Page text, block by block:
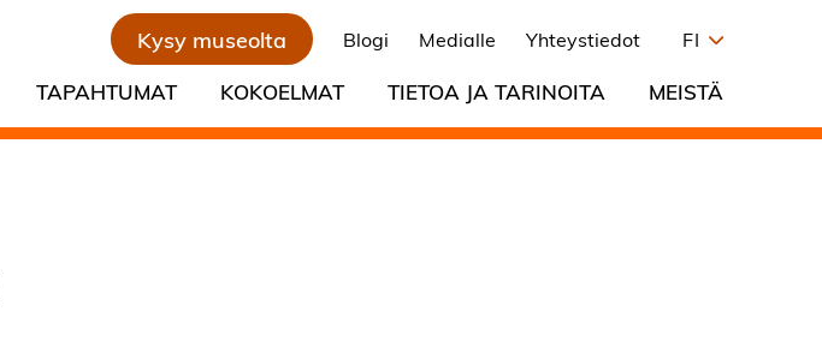
Kysy museolta Blogi Medialle Yhteystiedot FI
TAPAHTUMAT KOKOELMAT TIETOA JA TARINOITA MEISTÄ